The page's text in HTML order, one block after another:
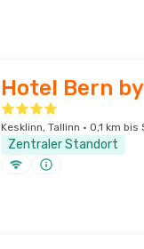
Hotel Bern
Kesklinn, Tallinn · 0,1 km
Zentraler Standort